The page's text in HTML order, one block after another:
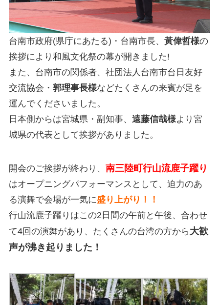
台南市政府(県庁にあたる)・台南市長、 黃偉哲様の
挨拶により和風文化祭の幕が開きました!
また、台南市の関係者、社団法人台南市台日友好
交流協会・ 郭理事長様などたくさんの来賓が足を
運んでくださいました。
日本側からは宮城県・副知事、 遠藤信哉様より宮
城県の代表として挨拶がありました。
開会のご挨拶が終わり、 南三陸町行山流鹿子躍り
はオープニングパフォーマンスとして、迫力のあ
る演舞で会場が一気に盛り上がり！！
行山流鹿子躍りはこの2日間の午前と午後、合わせ
て4回の演舞があり、たくさんの台湾の方から 大歓
声が沸き起りました！